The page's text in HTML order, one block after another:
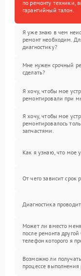
по ремонту техники,
гарантийный талон.
Я уже знаю в чем
ремонт необходим.
диагностику?
Мне нужен срочный
сделать?
Я хочу, чтобы мое
ремонтировали при
Я хочу, чтобы мое
ремонтировалось
запчастями.
Как я узнаю, что мое
От чего зависит срок
Диагностика
Может ли вместо
после ремонта
телефон которого я
Возможно ли
процессе